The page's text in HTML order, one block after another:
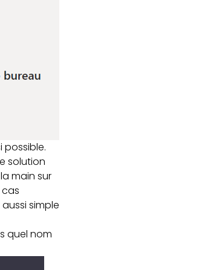
possible.
solution
main sur
simple
quel nom